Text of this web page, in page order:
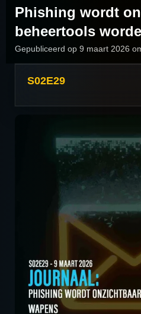
Phishing wordt
beheertools
Gepubliceerd op 9 maart 2026
S02E29